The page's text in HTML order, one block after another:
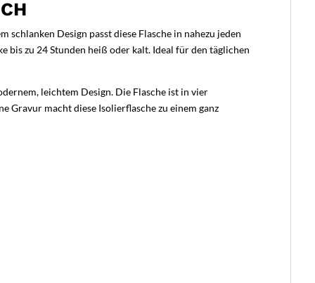
Design passt diese Flasche in nahezu jeden
bis zu 24 Stunden heiß oder kalt. Ideal für den täglichen
leichtem Design. Die Flasche ist in vier
Gravur macht diese Isolierflasche zu einem ganz